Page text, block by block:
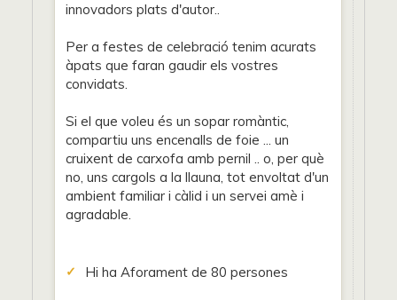
innovadors plats d'autor..
Per a festes de celebració tenim acurats
àpats que faran gaudir els vostres
convidats.
Si el que voleu és un sopar romàntic,
compartiu uns encenalls de foie ... un
cruixent de carxofa amb pernil .. o, per què
no, uns cargols a la llauna, tot envoltat d'un
ambient familiar i càlid i un servei amè i
agradable.
Hi ha Aforament de 80 persones